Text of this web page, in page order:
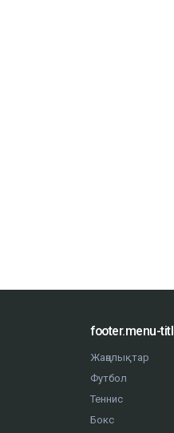
footer.menu-
Жаңалықтар
Футбол
Теннис
Бокс